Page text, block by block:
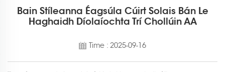
Bain Stíleanna Éagsúla Cúirt Solais Bán Le
Haghaidh Díolaíochta Trí Chollúin AA
Time : 2025-09-16